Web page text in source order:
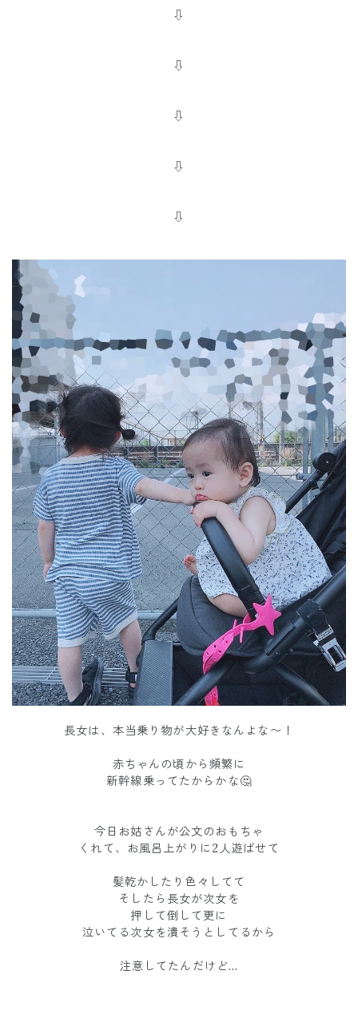
⇩
⇩
⇩
⇩
⇩
長女は、本当乗り物が大好きなんよな〜！
赤ちゃんの頃から頻繁に
新幹線乗ってたからかな🤔
今日お姑さんが公文のおもちゃ
くれて、お風呂上がりに2人遊ばせて
髪乾かしたり色々してて
そしたら長女が次女を
押して倒して更に
泣いてる次女を潰そうとしてるから
注意してたんだけど…